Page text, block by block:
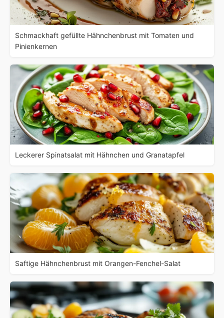
Schmackhaft gefüllte Hähnchenbrust mit Tomaten und
Pinienkernen
Leckerer Spinatsalat mit Hähnchen und Granatapfel
Saftige Hähnchenbrust mit Orangen-Fenchel-Salat